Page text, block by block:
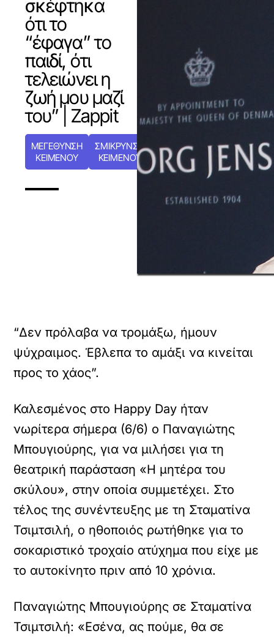
σκέφτηκα
ότι το
“έφαγα” το
παιδί, ότι
τελειώνει η
ζωή μου μαζί
του” | Zappit
ΜΕΓΕΘΥΝΣΗ
ΚΕΙΜΕΝΟΥ
ΣΜΙΚΡΥΝΣΗ
ΚΕΙΜΕΝΟΥ
“Δεν πρόλαβα να τρομάξω, ήμουν
ψύχραιμος. Έβλεπα το αμάξι να κινείται
προς το χάος”.
Καλεσμένος στο Happy Day ήταν
νωρίτερα σήμερα (6/6) ο Παναγιώτης
Μπουγιούρης, για να μιλήσει για τη
θεατρική παράσταση «Η μητέρα του
σκύλου», στην οποία συμμετέχει. Στο
τέλος της συνέντευξης με τη Σταματίνα
Τσιμτσιλή, ο ηθοποιός ρωτήθηκε για το
σοκαριστικό τροχαίο ατύχημα που είχε με
το αυτοκίνητο πριν από 10 χρόνια.
Παναγιώτης Μπουγιούρης σε Σταματίνα
Τσιμτσιλή: «Εσένα, ας πούμε, θα σε